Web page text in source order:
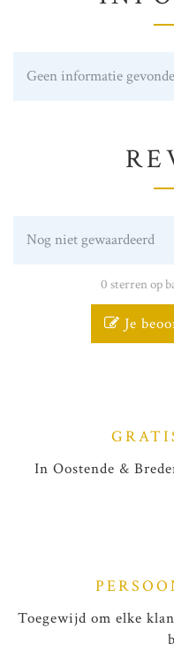
Geen informatie
Nog niet gewaardeerd
0 sterren op
Je
In Oostende &
Toegewijd om elke